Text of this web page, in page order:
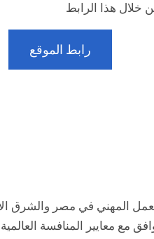
خلال هذا الرابط
رابط الموقع
المهني في مصر والشرق
مع معايير المنافسة